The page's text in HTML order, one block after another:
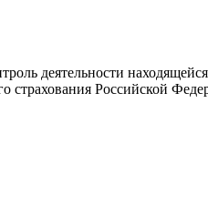
деятельности
страхования Российской